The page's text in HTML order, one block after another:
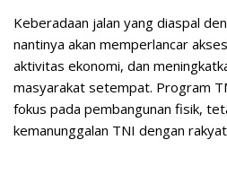
Keberadaan jalan yang diaspal
nantinya akan memperlancar
aktivitas ekonomi, dan
masyarakat setempat. Program
fokus pada pembangunan fisik,
kemanunggalan TNI dengan